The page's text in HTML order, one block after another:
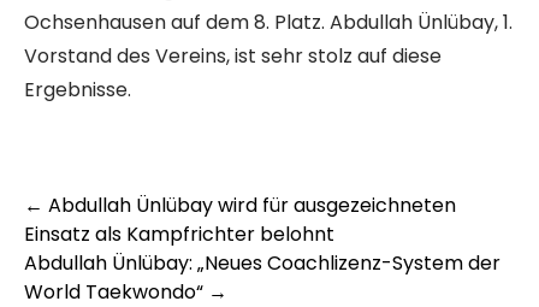
Ochsenhausen auf dem 8. Platz. Abdullah Ünlübay, 1.
Vorstand des Vereins, ist sehr stolz auf diese
Ergebnisse.
Post
navigation
← Abdullah Ünlübay wird für ausgezeichneten
Einsatz als Kampfrichter belohnt
Abdullah Ünlübay: „Neues Coachlizenz-System der
World Taekwondo“ →